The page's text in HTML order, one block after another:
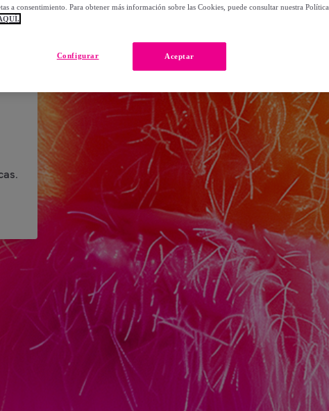
a consentimiento. Para obtener más información sobre las Cookies, puede consultar nuestra Política
Aceptar
Configurar